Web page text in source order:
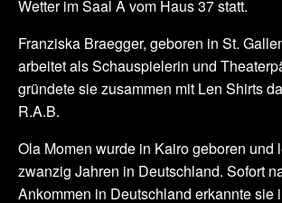
Wetter im Saal A vom Haus 37 statt.
Franziska Braegger, geboren in St.
arbeitet als Schauspielerin und
gründete sie zusammen mit Len Shirts
R.A.B.
Ola Momen wurde in Kairo geboren und
zwanzig Jahren in Deutschland. Sofort
Ankommen in Deutschland erkannte sie